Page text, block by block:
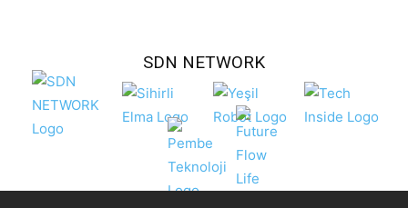
SDN NETWORK